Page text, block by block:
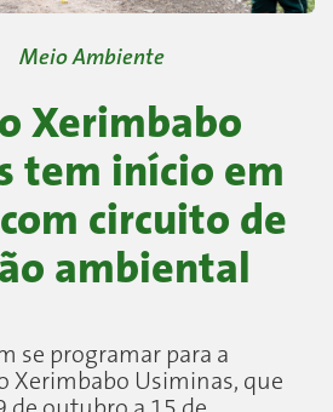
Meio Ambiente
Xerimbabo
tem início em
circuito de
ambiental
se programar para a
Xerimbabo Usiminas, que